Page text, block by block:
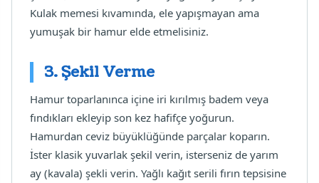
Kulak memesi kıvamında, ele yapışmayan ama
yumuşak bir hamur elde etmelisiniz.
3. Şekil Verme
Hamur toparlanınca içine iri kırılmış badem veya
fındıkları ekleyip son kez hafifçe yoğurun.
Hamurdan ceviz büyüklüğünde parçalar koparın.
İster klasik yuvarlak şekil verin, isterseniz de yarım
ay (kavala) şekli verin. Yağlı kağıt serili fırın tepsisine